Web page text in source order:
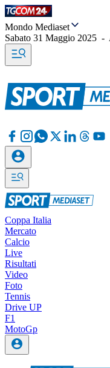
Mondo Mediaset
Sabato 31 Maggio 2025 -
Coppa Italia
Mercato
Calcio
Live
Risultati
Video
Foto
Tennis
Drive UP
F1
MotoGp